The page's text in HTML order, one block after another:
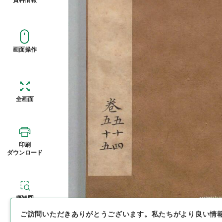
画面操作
全画面
印刷
ダウンロード
概観図
ご訪問いただきありがとうございます。 私たちがより良い情